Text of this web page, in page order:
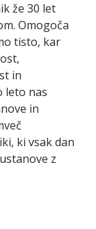
že 30 let
Omogoča
tisto, kar
in
leto nas
in
ki vsak dan
z